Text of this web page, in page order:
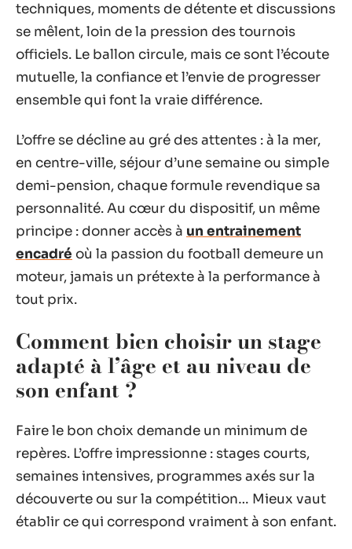
techniques, moments de détente et discussions
se mêlent, loin de la pression des tournois
officiels. Le ballon circule, mais ce sont l’écoute
mutuelle, la confiance et l’envie de progresser
ensemble qui font la vraie différence.
L’offre se décline au gré des attentes : à la mer,
en centre-ville, séjour d’une semaine ou simple
demi-pension, chaque formule revendique sa
personnalité. Au cœur du dispositif, un même
principe : donner accès à un entrainement
encadré où la passion du football demeure un
moteur, jamais un prétexte à la performance à
tout prix.
Comment bien choisir un stage
adapté à l’âge et au niveau de
son enfant ?
Faire le bon choix demande un minimum de
repères. L’offre impressionne : stages courts,
semaines intensives, programmes axés sur la
découverte ou sur la compétition… Mieux vaut
établir ce qui correspond vraiment à son enfant.